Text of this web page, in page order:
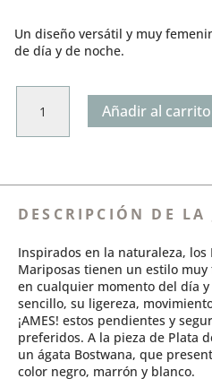
Un diseño versátil y muy
de día y de noche.
Gotas
Añadir al carrito
DESCRIPCIÓN DE LA
Inspirados en la naturaleza, los
Mariposas tienen un estilo
en cualquier momento del día
sencillo, su ligereza,
¡AMES! estos pendientes y
preferidos. A la pieza de Plata
un ágata Bostwana, que
color negro, marrón y blanco.